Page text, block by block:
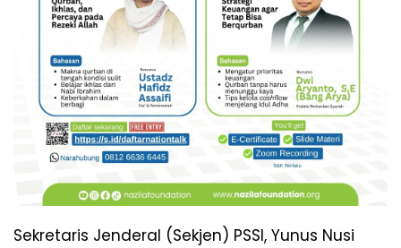
Sekretaris Jenderal (Sekjen) PSSI, Yunus Nusi